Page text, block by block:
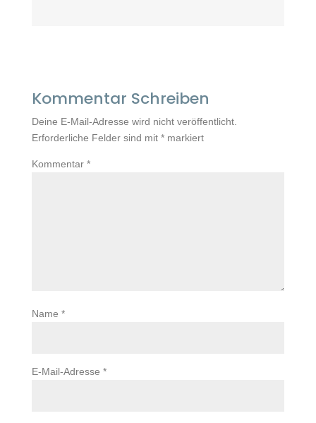
Kommentar Schreiben
Deine E-Mail-Adresse wird nicht veröffentlicht.
Erforderliche Felder sind mit *markiert
Kommentar *
Name *
E-Mail-Adresse *